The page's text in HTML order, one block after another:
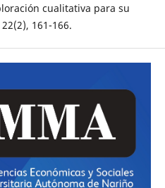
cualitativa para su
161-166.